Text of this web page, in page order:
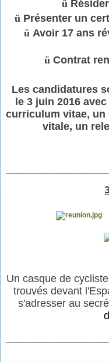
ü
ü Présenter un
ü Avoir 17 ans
ü Contrat
Les candidatures
le 3 juin 2016
curriculum vitae,
vitale, un
Un casque de
trouvés devant
s'adresser au